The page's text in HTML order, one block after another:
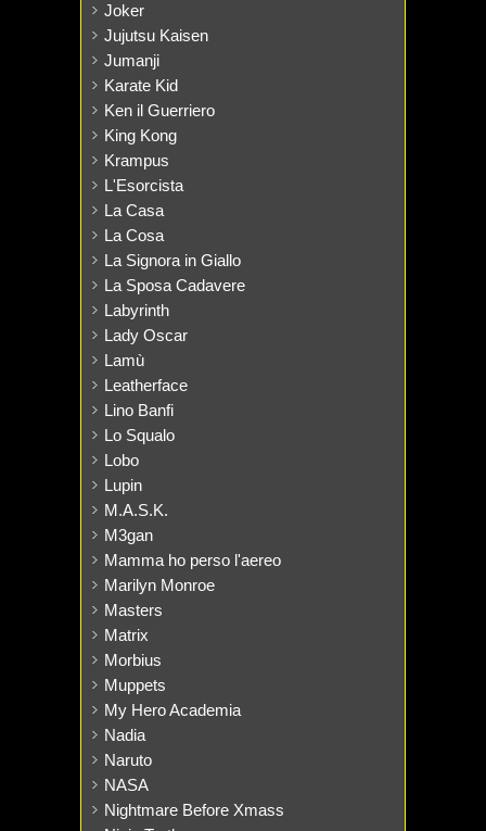
Joker
Jujutsu Kaisen
Jumanji
Karate Kid
Ken il Guerriero
King Kong
Krampus
L'Esorcista
La Casa
La Cosa
La Signora in Giallo
La Sposa Cadavere
Labyrinth
Lady Oscar
Lamù
Leatherface
Lino Banfi
Lo Squalo
Lobo
Lupin
M.A.S.K.
M3gan
Mamma ho perso l'aereo
Marilyn Monroe
Masters
Matrix
Morbius
Muppets
My Hero Academia
Nadia
Naruto
NASA
Nightmare Before Xmass